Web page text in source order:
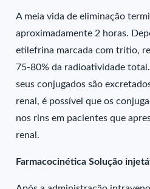
A meia vida de eliminação
aproximadamente 2 horas.
etilefrina marcada com trítio,
75-80% da radioatividade
seus conjugados são
renal, é possível que os
nos rins em pacientes que
renal.
Farmacocinética Solução